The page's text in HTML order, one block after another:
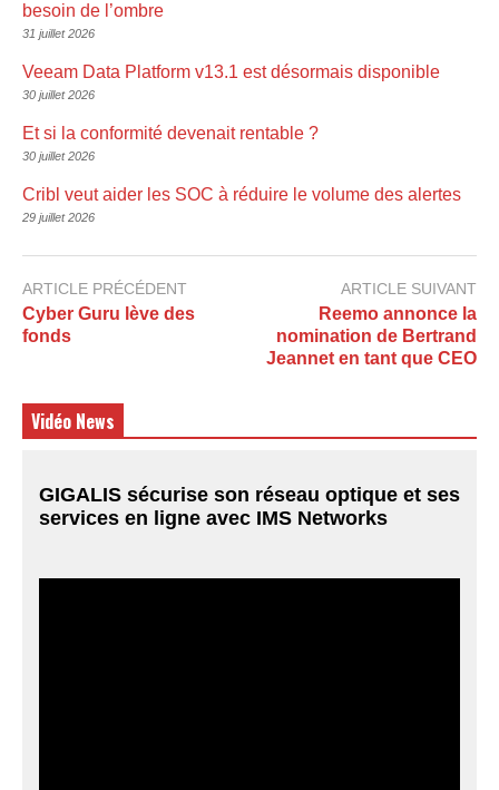
besoin de l’ombre
31 juillet 2026
Veeam Data Platform v13.1 est désormais disponible
30 juillet 2026
Et si la conformité devenait rentable ?
30 juillet 2026
Cribl veut aider les SOC à réduire le volume des alertes
29 juillet 2026
ARTICLE PRÉCÉDENT
Cyber Guru lève des
fonds
ARTICLE SUIVANT
Reemo annonce la
nomination de Bertrand
Jeannet en tant que CEO
Vidéo News
GIGALIS sécurise son réseau optique et ses
services en ligne avec IMS Networks